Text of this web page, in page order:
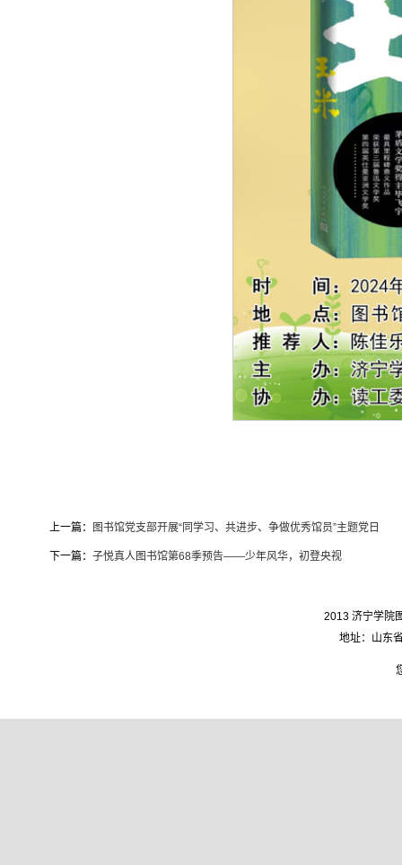
上一篇： 图书馆党支部开展“同学习、共进步、争做优秀馆员”主题党日
下一篇： 子悦真人图书馆第68季预告——少年风华，初登央视
2013 济宁学院
地址：山东